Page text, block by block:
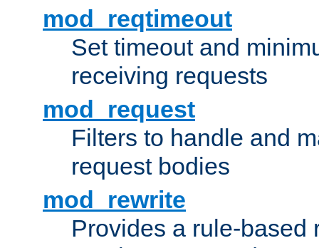
mod_reqtimeout
Set timeout and
receiving requests
mod_request
Filters to handle and
request bodies
mod_rewrite
Provides a rule-based